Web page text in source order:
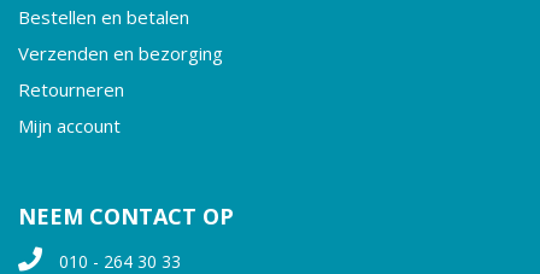
Bestellen en betalen
Verzenden en bezorging
Retourneren
Mijn account
NEEM CONTACT OP
010 - 264 30 33